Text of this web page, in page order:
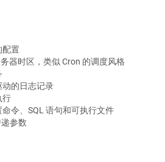
配置
器时区，类似 Cron 的调度风格
动的日志记录
行
令、SQL 语句和可执行文件
参数